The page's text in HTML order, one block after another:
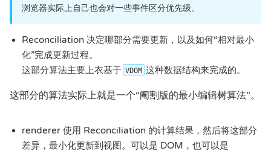
浏览器实际上自己也会对一些事件区分优先级。
Reconciliation 决定哪部分需要更新，以及如何“相对最小
化”完成更新过程。
这部分算法主要上衣基于 VDOM 这种数据结构来完成的。
这部分的算法实际上就是一个“阉割版的最小编辑树算法”。
renderer 使用 Reconciliation 的计算结果，然后将这部分
差异，最小化更新到视图。可以是 DOM，也可以是